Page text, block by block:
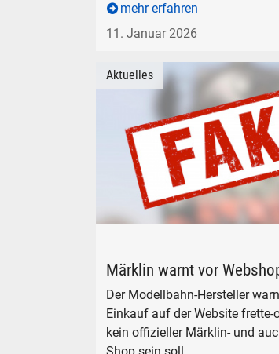
mehr erfahren
11. Januar 2026
Märklin warnt vor
Der Modellbahn-Hersteller
Einkauf auf derWebsite frette-
kein offizieller Märklin- und
Aktuelles